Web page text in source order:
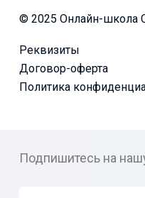
© 2025 Онлайн-школа
Реквизиты
Договор-оферта
Политика
Подпишитесь на